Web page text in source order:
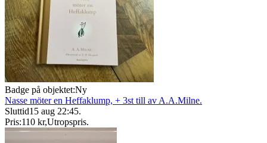
Badge på objektet:Ny
Nasse möter en Heffaklump, + 3st till av A.A.Milne.
Sluttid15 aug 22:45.
Pris:110 kr,Utropspris.